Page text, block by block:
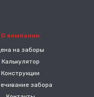
О компании
на заборы
Калькулятор
Конструкции
забора